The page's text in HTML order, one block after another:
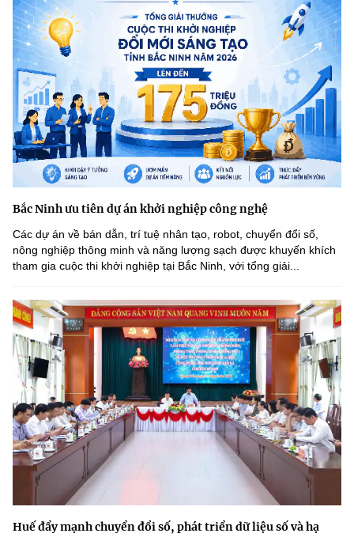
Bắc Ninh ưu tiên dự án khởi nghiệp công nghệ
Các dự án về bán dẫn, trí tuệ nhân tạo, robot, chuyển đổi số,
nông nghiệp thông minh và năng lượng sạch được khuyến khích
tham gia cuộc thi khởi nghiệp tại Bắc Ninh, với tổng giải...
Huế đẩy mạnh chuyển đổi số, phát triển dữ liệu số và hạ